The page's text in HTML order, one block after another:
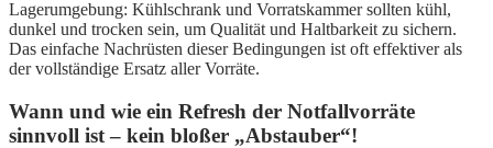
Lagerumgebung: Kühlschrank und Vorratskammer sollten kühl,
dunkel und trocken sein, um Qualität und Haltbarkeit zu sichern.
Das einfache Nachrüsten dieser Bedingungen ist oft effektiver als
der vollständige Ersatz aller Vorräte.
Wann und wie ein Refresh der Notfallvorräte
sinnvoll ist – kein bloßer „Abstauber“!